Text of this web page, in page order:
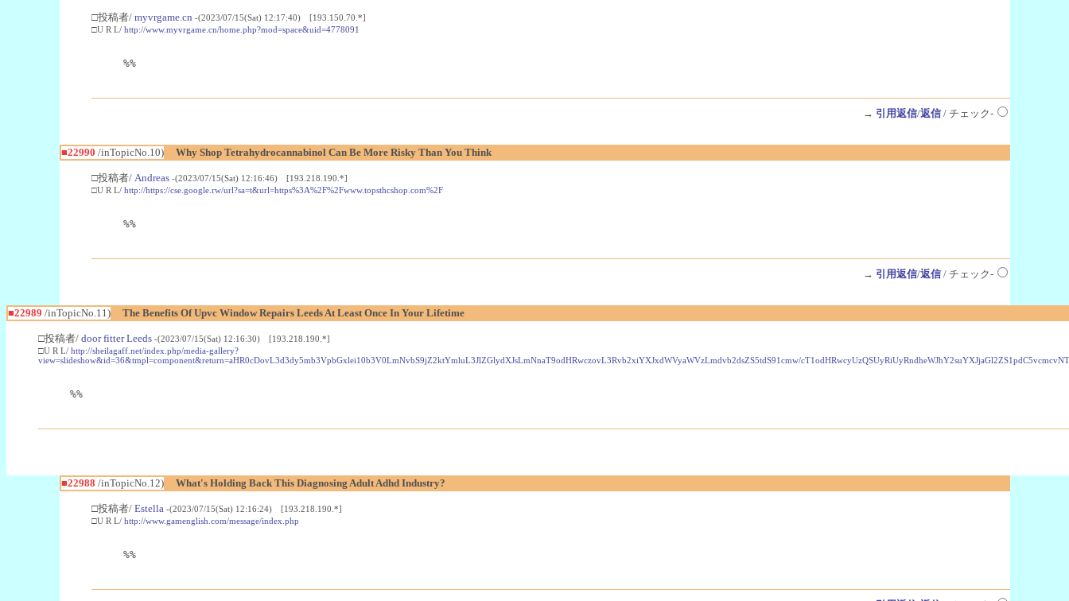
□投稿者/ myvrgame.cn -(2023/07/15(Sat) 12:17:40) [193.150.70.*]
□U R L/ http://www.myvrgame.cn/home.php?mod=space&uid=4778091
%%
→ 引用返信/返信/ チェック-
■22990 /inTopicNo.10) Why Shop Tetrahydrocannabinol Can Be More Risky Than You Think
□投稿者/ Andreas -(2023/07/15(Sat) 12:16:46) [193.218.190.*]
□U R L/ http://https://cse.google.rw/url?sa=t&url=https%3A%2F%2Fwww.topsthcshop.com%2F
%%
→ 引用返信/返信/ チェック-
■22989 /inTopicNo.11) The Benefits Of Upvc Window Repairs Leeds At Least Once In Your Lifetime
□投稿者/ door fitter Leeds -(2023/07/15(Sat) 12:16:30) [193.218.190.*]
□U R L/ http://sheilagaff.net/index.php/media-gallery?
view=slideshow&id=36&tmpl=component&return=aHR0cDovL3d3dy5mb3VpbGxlei10b3V0LmNvbS9jZ2ktYmluL3JlZGlydXJsLmNnaT9odHRwczovL3Rvb2xiYXJxdWVyaWVzLmdvb2dsZS5tdS91cmw/
%%
■22988 /inTopicNo.12) What's Holding Back This Diagnosing Adult Adhd Industry?
□投稿者/ Estella -(2023/07/15(Sat) 12:16:24) [193.218.190.*]
□U R L/ http://www.gamenglish.com/message/index.php
%%